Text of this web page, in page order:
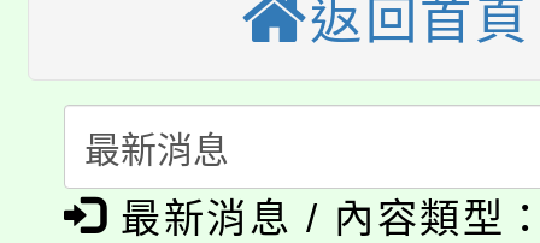
代理(課)教師甄選結果
公告本校115學年度第
代理(課)教師甄選結果(
轉知中國文化大學推廣
《TA101》溝通分析基
程，歡迎學生輔導中心
淨零綠生活教案入校路
會
115年食農教育專業人
返回首頁
最新消息 / 內容類型